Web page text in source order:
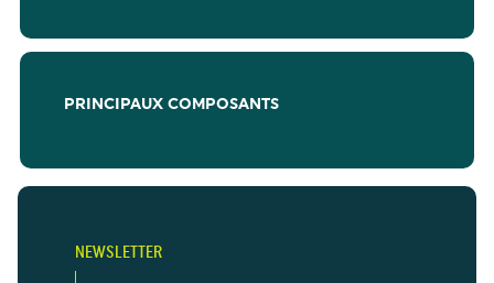
PRINCIPAUX COMPOSANTS
NEWSLETTER